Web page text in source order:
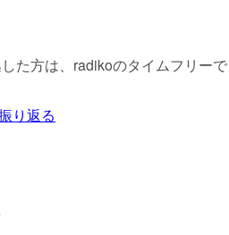
た方は、radikoのタイムフリー
り返る